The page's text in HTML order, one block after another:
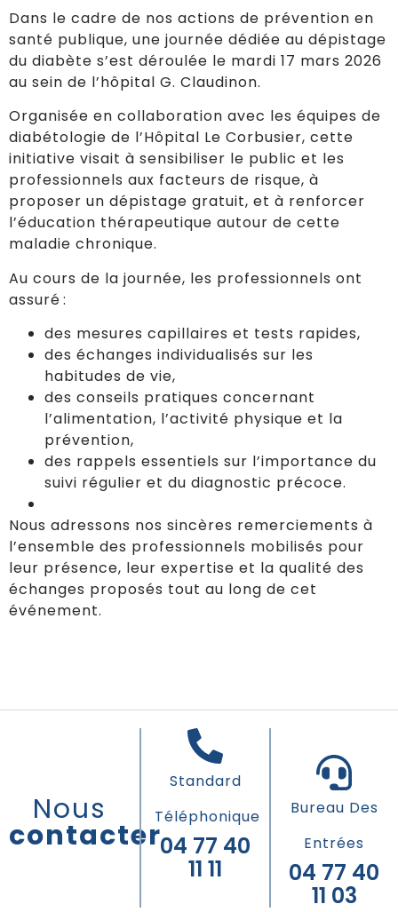
Dans le cadre de nos actions de prévention en
santé publique, une journée dédiée au dépistage
du diabète s’est déroulée le mardi 17 mars 2026
au sein de l’hôpital G. Claudinon.
Organisée en collaboration avec les équipes de
diabétologie de l’Hôpital Le Corbusier, cette
initiative visait à sensibiliser le public et les
professionnels aux facteurs de risque, à
proposer un dépistage gratuit, et à renforcer
l’éducation thérapeutique autour de cette
maladie chronique.
Au cours de la journée, les professionnels ont
assuré :
des mesures capillaires et tests rapides,
des échanges individualisés sur les
habitudes de vie,
des conseils pratiques concernant
l’alimentation, l’activité physique et la
prévention,
des rappels essentiels sur l’importance du
suivi régulier et du diagnostic précoce.
Nous adressons nos sincères remerciements à
l’ensemble des professionnels mobilisés pour
leur présence, leur expertise et la qualité des
échanges proposés tout au long de cet
événement.
Nous
contacter
Standard
Téléphonique
04 77 40
11 11
Bureau Des
Entrées
04 77 40
11 03